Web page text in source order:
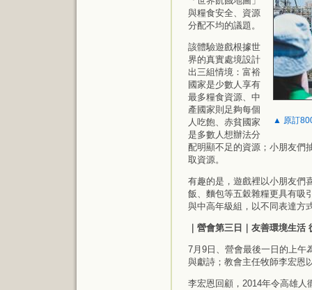
▲ 原訂
與糧食安全、資源
分配不均的議題。
該體驗遊戲根據世
界的真實處境設計
出三組情境：富裕
國家是少數人享有
最多糧食資源、中
產國家則足夠每個
人吃飽、赤貧國家
是多數人想辦法分
配明顯不足的資源；小朋友們
取資源。
有趣的是，遊戲裡以小朋友們
飯、麵包等五穀雜糧更具有吸
與中高年級組，以不同表達方
｜營會第三日｜友善環境生活
7月9日、營會最後一日的上午
與獻詩；教會主任牧師李宏恩
李宏恩回顧，2014年令高雄人